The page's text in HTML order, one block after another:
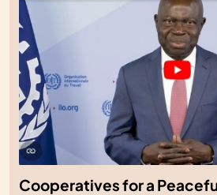
Cooperatives for a